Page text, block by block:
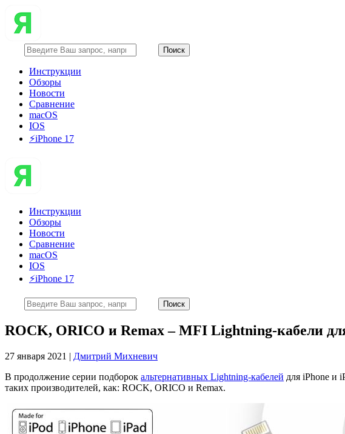
Инструкции
Обзоры
Новости
Сравнение
macOS
IOS
⚡️iPhone 17
Инструкции
Обзоры
Новости
Сравнение
macOS
IOS
⚡️iPhone 17
ROCK, ORICO и Remax – MFI Lightning-кабели
27 января 2021 | Дмитрий Михневич
В продолжение серии подборок альтернативных Lightning-кабелей для iPhone и
таких производителей, как: ROCK, ORICO и Remax.